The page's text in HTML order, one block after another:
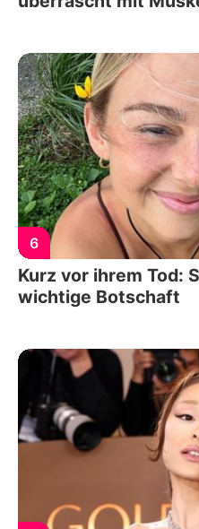
6
Kurz vor ihrem Tod:
wichtige Botschaft